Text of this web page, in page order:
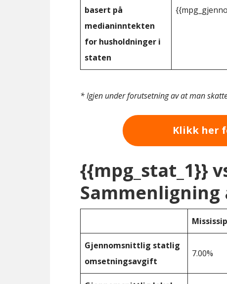
basert på
medianinntekten
for husholdninger i
staten
* Igjen under forutsetning av at man
Klikk her
{{mpg_stat_1}}
Gjennomsnittlig statlig
omsetningsavgift
7.00%